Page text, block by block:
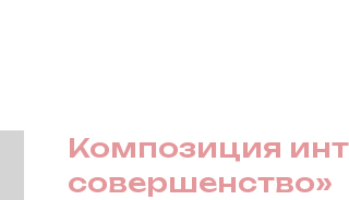
Композиция
совершенство»